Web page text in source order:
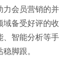
力会员营销的并
域备受好评的收
、智能分析等手
脚跟。